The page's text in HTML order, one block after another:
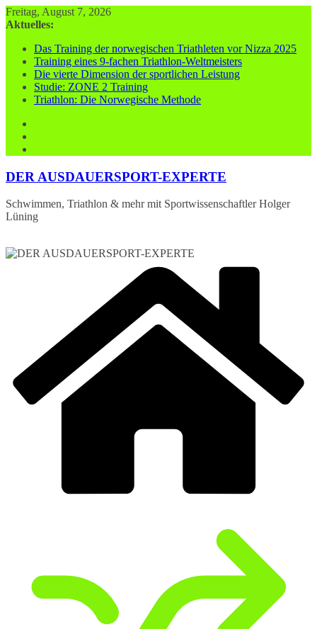
Zum
Inhalt
Freitag, August 7, 2026
Aktuelles:
Das Training der norwegischen Triathleten vor Nizza 2025
Training eines 9-fachen Triathlon-Weltmeisters
Die vierte Dimension der sportlichen Leistung
Studie: ZONE 2 Training
Triathlon: Die Norwegische Methode
DER AUSDAUERSPORT-EXPERTE
Schwimmen, Triathlon & mehr mit Sportwissenschaftler Holger
Lüning